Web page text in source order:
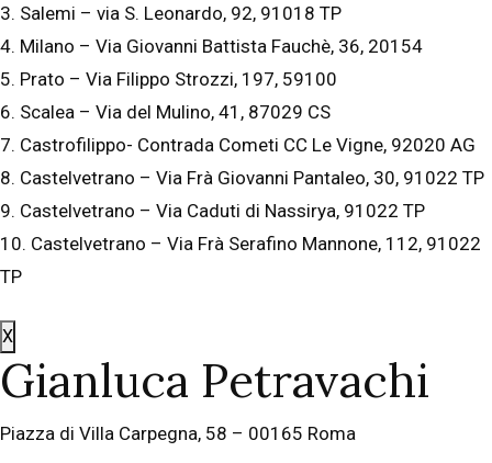
3. Salemi – via S. Leonardo, 92, 91018 TP
4. Milano – Via Giovanni Battista Fauchè, 36, 20154
5. Prato – Via Filippo Strozzi, 197, 59100
6. Scalea – Via del Mulino, 41, 87029 CS
7. Castrofilippo- Contrada Cometi CC Le Vigne, 92020 AG
8. Castelvetrano – Via Frà Giovanni Pantaleo, 30, 91022 TP
9. Castelvetrano – Via Caduti di Nassirya, 91022 TP
10. Castelvetrano – Via Frà Serafino Mannone, 112, 91022
TP
X
Gianluca Petravachi
Piazza di Villa Carpegna, 58 – 00165 Roma